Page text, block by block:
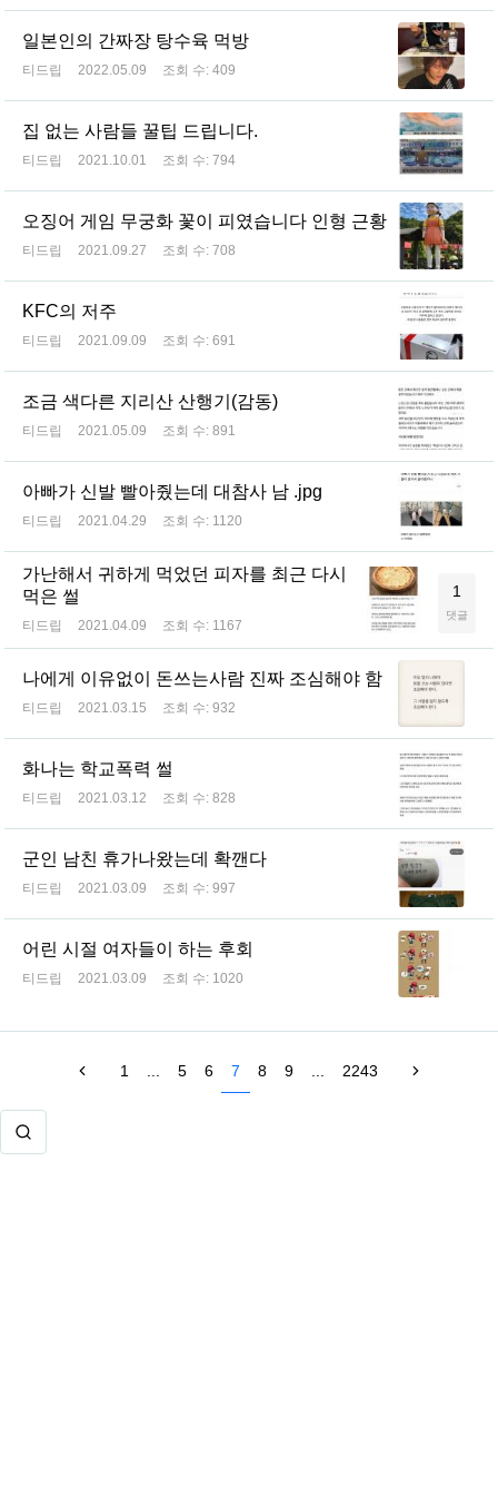
일본인의 간짜장 탕수육 먹방
티드립 2022.05.09 조회 수: 409
집 없는 사람들 꿀팁 드립니다.
티드립 2021.10.01 조회 수: 794
오징어 게임 무궁화 꽃이 피였습니다 인형 근황
티드립 2021.09.27 조회 수: 708
KFC의 저주
티드립 2021.09.09 조회 수: 691
조금 색다른 지리산 산행기(감동)
티드립 2021.05.09 조회 수: 891
아빠가 신발 빨아줬는데 대참사 남 .jpg
티드립 2021.04.29 조회 수: 1120
가난해서 귀하게 먹었던 피자를 최근 다시
먹은 썰
티드립 2021.04.09 조회 수: 1167
1
댓글
나에게 이유없이 돈쓰는사람 진짜 조심해야 함
티드립 2021.03.15 조회 수: 932
화나는 학교폭력 썰
티드립 2021.03.12 조회 수: 828
군인 남친 휴가나왔는데 확깬다
티드립 2021.03.09 조회 수: 997
어린 시절 여자들이 하는 후회
티드립 2021.03.09 조회 수: 1020
1 ... 5 6 7 8 9 ... 2243